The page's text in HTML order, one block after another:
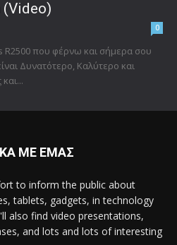
(Video)
0
R2500 που φέρνω και σήμερα σου
Δυνατότερο, Καλύτερο και
ΜΕ ΕΜΑΣ
to inform the public about
tablets, gadgets, in technology
also find video presentations,
and lots and lots of interesting